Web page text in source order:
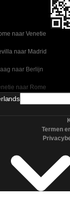
naar Venetie
naar Madrid
naar Berlijn
naar Rome
naar Seoel
naar Changwon
naar Boedapest
naar Stockholm
Termen